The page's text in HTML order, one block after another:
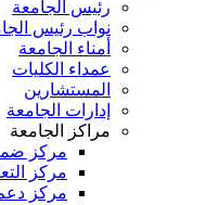
رئيس الجامعة
نواب رئيس
أمناء الجامعة
عمداء الكليات
المستشارين
إدارات الجامعة
مراكز الجامعة
مركز
مركز
مركز دعم